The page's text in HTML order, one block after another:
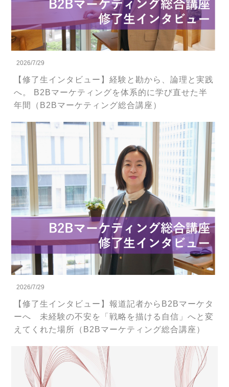
2026/7/29
【修了生インタビュー】経験と勘から、論理と実践
へ。 B2Bマーケティングを体系的に学び直せた半
年間（B2Bマーケティング総合講座）
2026/7/29
【修了生インタビュー】報道記者からB2Bマーケタ
ーへ 未経験の不安を「戦略を描ける自信」へと変
えてくれた場所（B2Bマーケティング総合講座）